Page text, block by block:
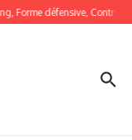
Forme défensive, Contre-